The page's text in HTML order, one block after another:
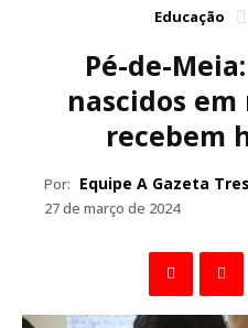
Educação
Pé-de-
nascidos
recebem
Por: Equipe A Gazeta
27 de março de 2024